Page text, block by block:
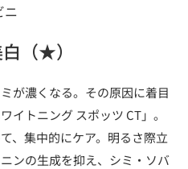
ニ
（★）
が濃くなる。その原因に着目
イトニング スポッツ CT」。
、集中的にケア。明るさ際立
ンの生成を抑え、シミ・ソバ